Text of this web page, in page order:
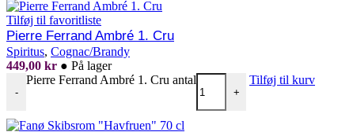
Tilføj til favoritliste
Pierre Ferrand Ambré 1. Cru
Spiritus, Cognac/Brandy
449,00 kr ● På lager
-
Pierre Ferrand Ambré 1. Cru antal
+
Tilføj til kurv